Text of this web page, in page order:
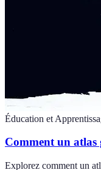
Éducation et
Comment un
Explorez comment un